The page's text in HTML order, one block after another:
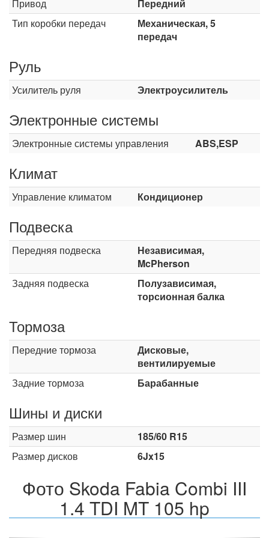
Привод
Передний
Тип коробки передач
Механическая, 5
передач
Руль
Усилитель руля Электроусилитель
Электронные системы
Электронные системы управления ABS,ESP
Климат
Управление климатом Кондиционер
Подвеска
Передняя подвеска
Независимая,
McPherson
Задняя подвеска
Полузависимая,
торсионная балка
Тормоза
Передние тормоза
Дисковые,
вентилируемые
Задние тормоза
Барабанные
Шины и диски
Размер шин
185/60 R15
Размер дисков
6Jx15
Фото Skoda Fabia Combi III
1.4 TDI MT 105 hp